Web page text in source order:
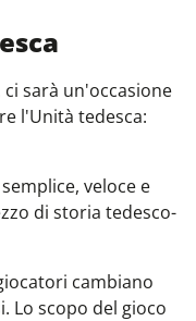
ci sarà un'occasione
l'Unità tedesca:
veloce e
di storia tedesco-
cambiano
Lo scopo del gioco